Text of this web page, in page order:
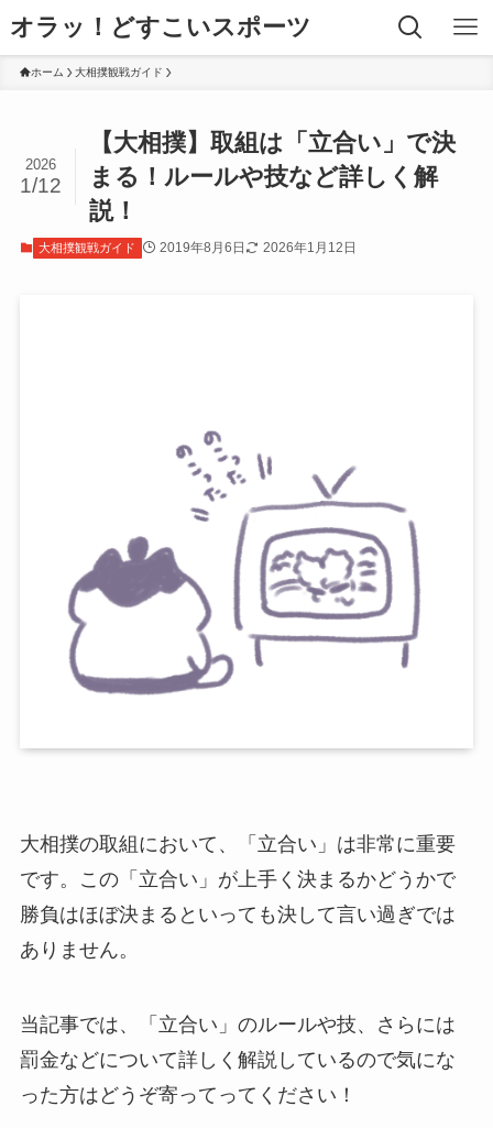
オラッ！どすこいスポーツ
ホーム 大相撲観戦ガイド
【大相撲】取組は「立合い」で決
まる！ルールや技など詳しく解
説！
2026
1/12
大相撲観戦ガイド 2019年8月6日 2026年1月12日
大相撲の取組において、「立合い」は非常に重要
です。この「立合い」が上手く決まるかどうかで
勝負はほぼ決まるといっても決して言い過ぎでは
ありません。
当記事では、「立合い」のルールや技、さらには
罰金などについて詳しく解説しているので気にな
った方はどうぞ寄ってってください！